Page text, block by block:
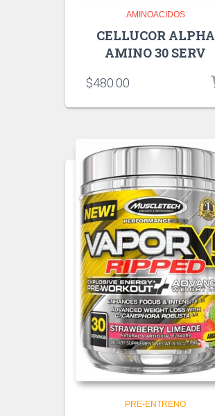
AMINOACIDOS
CELLUCOR ALPHA
AMINO 30 SERV
$480.00
PRE-ENTRENO